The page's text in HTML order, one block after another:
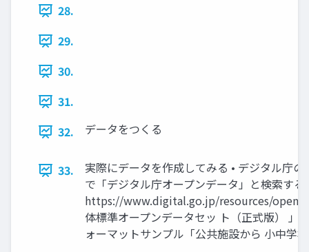
28.
29.
30.
31.
32.
データをつくる
33.
実際にデータを作成してみる • デジタル庁
で「デジタル庁オープンデータ」と検索す
https://www.digital.go.jp/resources/
体標準オープンデータセッ ト（正式版） 」
ォーマットサンプル「公共施設から 小中学